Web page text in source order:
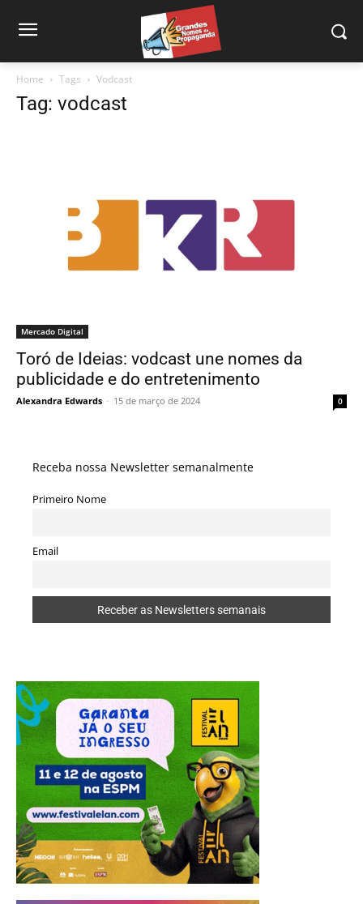
Home Tags Vodcast
Tag: vodcast
Mercado Digital
Toró de Ideias: vodcast une nomes da
publicidade e do entretenimento
Alexandra Edwards - 15 de março de 2024 0
Receba nossa Newsletter semanalmente
Primeiro Nome
Email